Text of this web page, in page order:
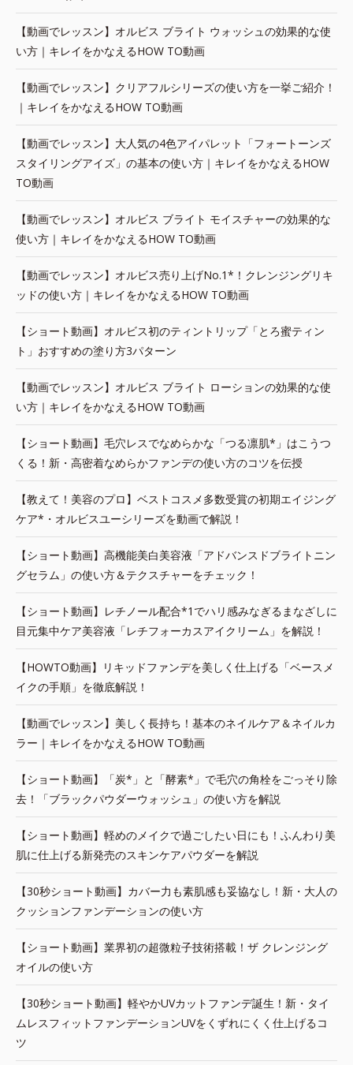
【動画でレッスン】オルビス ブライト ウォッシュの効果的な使
い方｜キレイをかなえるHOW TO動画
【動画でレッスン】クリアフルシリーズの使い方を一挙ご紹介！
｜キレイをかなえるHOW TO動画
【動画でレッスン】大人気の4色アイパレット「フォートーンズ
スタイリングアイズ」の基本の使い方｜キレイをかなえるHOW
TO動画
【動画でレッスン】オルビス ブライト モイスチャーの効果的な
使い方｜キレイをかなえるHOW TO動画
【動画でレッスン】オルビス売り上げNo.1*！クレンジングリキ
ッドの使い方｜キレイをかなえるHOW TO動画
【ショート動画】オルビス初のティントリップ「とろ蜜ティン
ト」おすすめの塗り方3パターン
【動画でレッスン】オルビス ブライト ローションの効果的な使
い方｜キレイをかなえるHOW TO動画
【ショート動画】毛穴レスでなめらかな「つる凛肌*」はこうつ
くる！新・高密着なめらかファンデの使い方のコツを伝授
【教えて！美容のプロ】ベストコスメ多数受賞の初期エイジング
ケア*・オルビスユーシリーズを動画で解説！
【ショート動画】高機能美白美容液「アドバンスドブライトニン
グセラム」の使い方＆テクスチャーをチェック！
【ショート動画】レチノール配合*1でハリ感みなぎるまなざしに
目元集中ケア美容液「レチフォーカスアイクリーム」を解説！
【HOWTO動画】リキッドファンデを美しく仕上げる「ベースメ
イクの手順」を徹底解説！
【動画でレッスン】美しく長持ち！基本のネイルケア＆ネイルカ
ラー｜キレイをかなえるHOW TO動画
【ショート動画】「炭*」と「酵素*」で毛穴の角栓をごっそり除
去！「ブラックパウダーウォッシュ」の使い方を解説
【ショート動画】軽めのメイクで過ごしたい日にも！ふんわり美
肌に仕上げる新発売のスキンケアパウダーを解説
【30秒ショート動画】カバー力も素肌感も妥協なし！新・大人の
クッションファンデーションの使い方
【ショート動画】業界初の超微粒子技術搭載！ザ クレンジング
オイルの使い方
【30秒ショート動画】軽やかUVカットファンデ誕生！新・タイ
ムレスフィットファンデーションUVをくずれにくく仕上げるコ
ツ